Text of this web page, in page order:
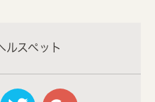
ルスペット